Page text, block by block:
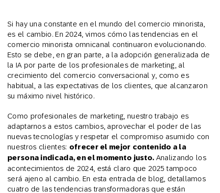
Si hay una constante en el mundo del comercio minorista,
es el cambio. En 2024, vimos cómo las tendencias en el
comercio minorista omnicanal continuaron evolucionando.
Esto se debe, en gran parte, a la adopción generalizada de
la IA por parte de los profesionales de marketing, al
crecimiento del comercio conversacional y, como es
habitual, a las expectativas de los clientes, que alcanzaron
su máximo nivel histórico.
Como profesionales de marketing, nuestro trabajo es
adaptarnos a estos cambios, aprovechar el poder de las
nuevas tecnologías y respetar el compromiso asumido con
nuestros clientes: ofrecer el mejor contenido a la
persona indicada, en el momento justo. Analizando los
acontecimientos de 2024, está claro que 2025 tampoco
será ajeno al cambio. En esta entrada de blog, detallamos
cuatro de las tendencias transformadoras que están